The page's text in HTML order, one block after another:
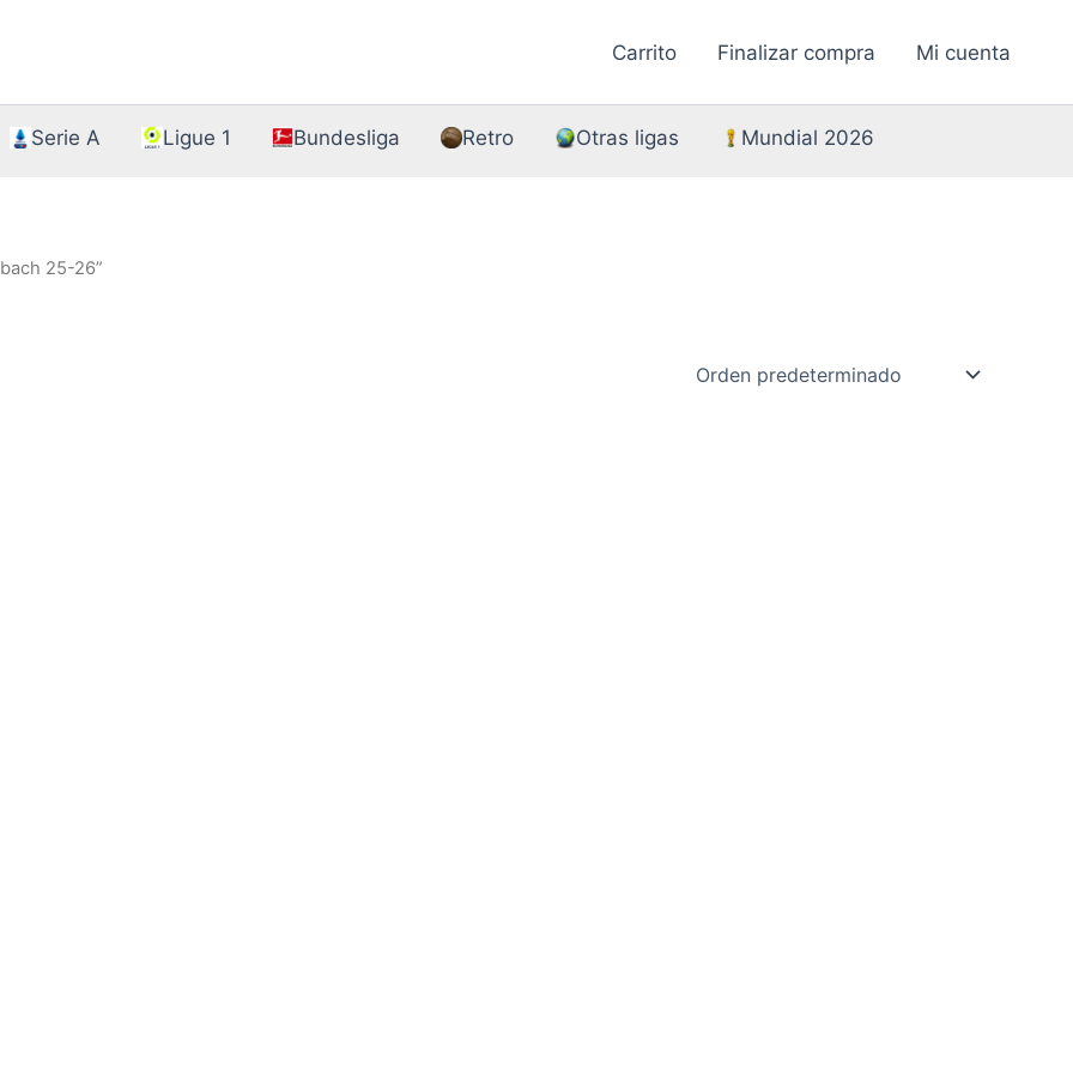
Carrito Finalizar compra Mi cuenta
Serie A Ligue 1 Bundesliga Retro Otras ligas Mundial 2026
25-26”